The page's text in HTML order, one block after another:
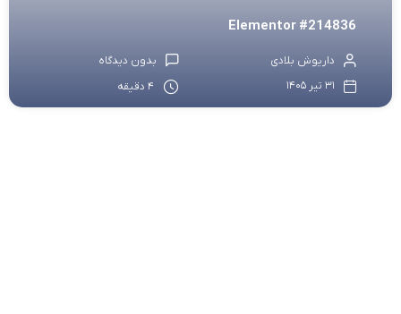
Elementor #214836
داریوش بلادی
31 تیر 1405
بدون دیدگاه
4 دقیقه